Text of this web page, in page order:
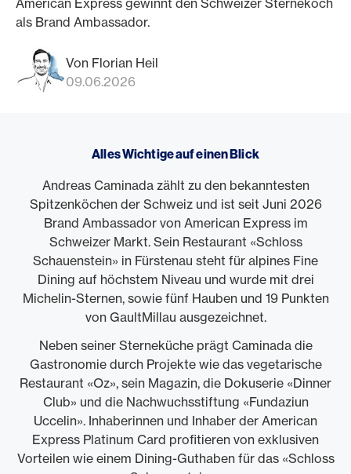
American Express gewinnt den Schweizer Sternekoch
als Brand Ambassador.
Von Florian Heil
09.06.2026
Alles Wichtige auf einen Blick
Andreas Caminada zählt zu den bekanntesten
Spitzenköchen der Schweiz und ist seit Juni 2026
Brand Ambassador von American Express im
Schweizer Markt. Sein Restaurant «Schloss
Schauenstein» in Fürstenau steht für alpines Fine
Dining auf höchstem Niveau und wurde mit drei
Michelin-Sternen, sowie fünf Hauben und 19 Punkten
von GaultMillau ausgezeichnet.
Neben seiner Sterneküche prägt Caminada die
Gastronomie durch Projekte wie das vegetarische
Restaurant «Oz», sein Magazin, die Dokuserie «Dinner
Club» und die Nachwuchsstiftung «Fundaziun
Uccelin». Inhaberinnen und Inhaber der American
Express Platinum Card profitieren von exklusiven
Vorteilen wie einem Dining-Guthaben für das «Schloss